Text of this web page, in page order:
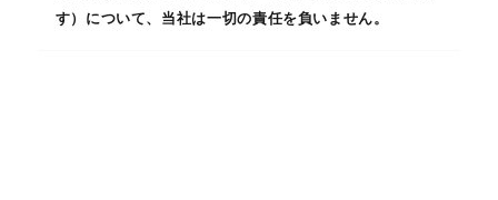
す）について、当社は一切の責任を負いません。